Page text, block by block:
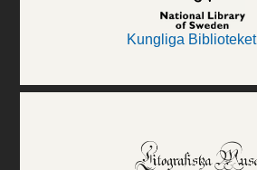
Kungliga Biblioteket